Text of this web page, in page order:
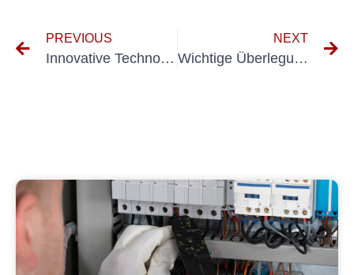
PREVIOUS
Innovative Technologien treiben die Entwicklung mobiler Geräte in der Industrie voran
NEXT
Wichtige Überlegungen zur DGUV V3-Prüfung von Monitoren am Arbeitsplatz